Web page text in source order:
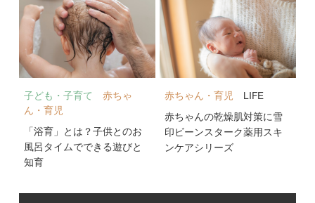
子ども・子育て
赤ちゃ
ん・育児
「浴育」とは？子供とのお
風呂タイムでできる遊びと
知育
赤ちゃん・育児
LIFE
赤ちゃんの乾燥肌対策に雪
印ビーンスターク薬用スキ
ンケアシリーズ